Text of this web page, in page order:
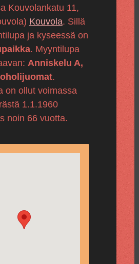
Kouvolankatu 11,
Kouvola. Sillä
ja kyseessä on
. Myyntilupa
Anniskelu A,
.
on ollut voimassa
1.1.1960
noin 66 vuotta.